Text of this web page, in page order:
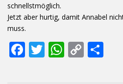
schnellstmöglich.
Jetzt aber hurtig, damit Annabel
muss.
F
ac
T
w
W
h
C
o